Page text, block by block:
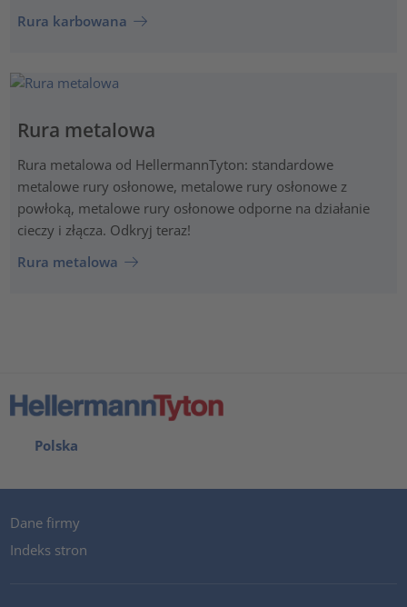
Rura karbowana
Rura metalowa
Rura metalowa od HellermannTyton: standardowe
metalowe rury osłonowe, metalowe rury osłonowe z
powłoką, metalowe rury osłonowe odporne na działanie
cieczy i złącza. Odkryj teraz!
Rura metalowa
Polska
Dane firmy
Indeks stron